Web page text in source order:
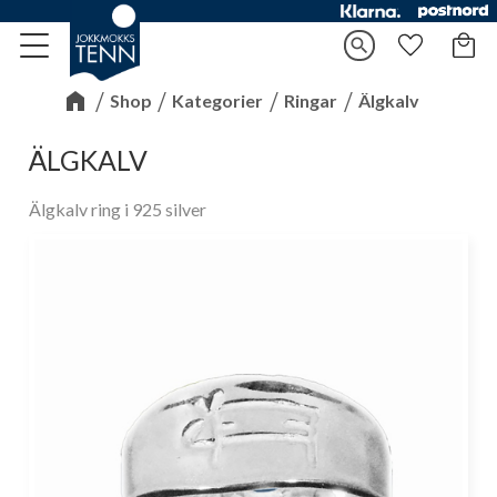
Meny search Favoriter
Shop Kategorier Ringar Älgkalv
ÄLGKALV
Älgkalv ring i 925 silver